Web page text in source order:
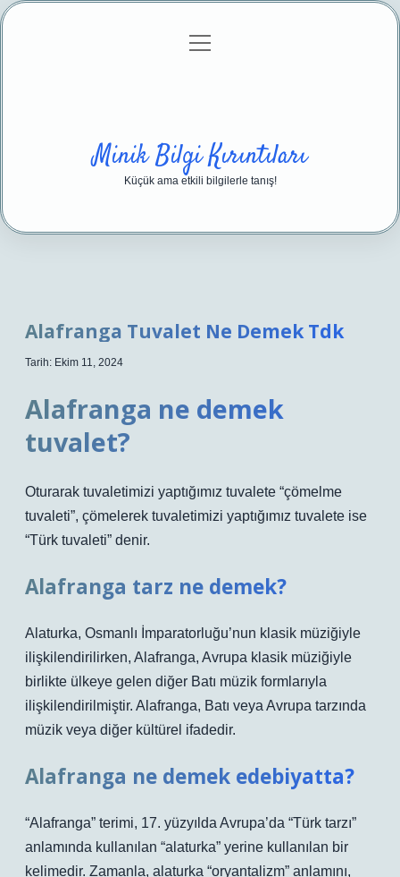
Gizlilik Politikası
menüyü
Minik Bilgi Kırıntıları
Küçük ama etkili bilgilerle tanış!
Alafranga Tuvalet Ne Demek Tdk
Tarih: Ekim 11, 2024
Alafranga ne demek
tuvalet?
Oturarak tuvaletimizi yaptığımız tuvalete “çömelme
tuvaleti”, çömelerek tuvaletimizi yaptığımız tuvalete ise
“Türk tuvaleti” denir.
Alafranga tarz ne demek?
Alaturka, Osmanlı İmparatorluğu’nun klasik müziğiyle
ilişkilendirilirken, Alafranga, Avrupa klasik müziğiyle
birlikte ülkeye gelen diğer Batı müzik formlarıyla
ilişkilendirilmiştir. Alafranga, Batı veya Avrupa tarzında
müzik veya diğer kültürel ifadedir.
Alafranga ne demek edebiyatta?
“Alafranga” terimi, 17. yüzyılda Avrupa’da “Türk tarzı”
anlamında kullanılan “alaturka” yerine kullanılan bir
kelimedir. Zamanla, alaturka “oryantalizm” anlamını,